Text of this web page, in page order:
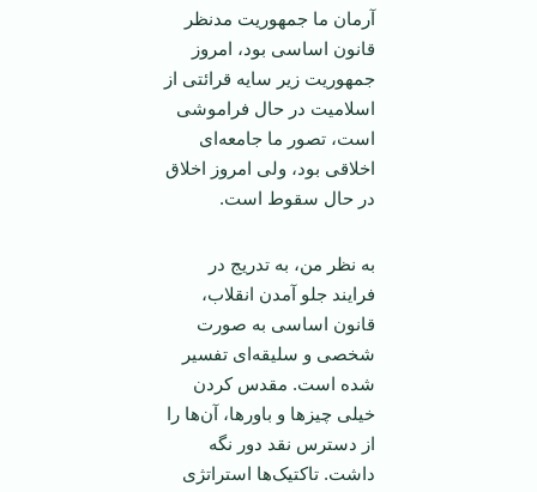
آرمان ما جمهوریت مدنظر
قانون اساسی بود، امروز
جمهوریت زیر سایه قرائتی از
اسلامیت در حال فراموشی
است، تصور ما جامعه‌ای
اخلاقی بود، ولی امروز اخلاق
در حال سقوط است.
به نظر من، به تدریج در
فرایند جلو آمدن انقلاب،
قانون اساسی به صورت
شخصی و سلیقه‌ای تفسیر
شده است. مقدس کردن
خیلی چیزها و باورها، آن‌ها را
از دسترس نقد دور نگه
داشت. تاکتیک‌ها استراتژی